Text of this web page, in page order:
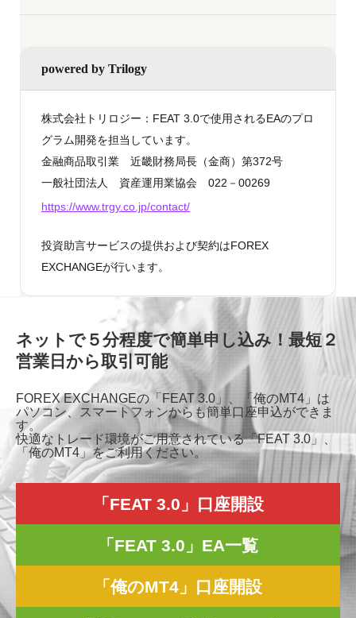
powered by Trilogy
株式会社トリロジー：FEAT 3.0で使用されるEAのプロ
グラム開発を担当しています。
金融商品取引業 近畿財務局長（金商）第372号
一般社団法人 資産運用業協会 022－00269
https://www.trgy.co.jp/contact/
投資助言サービスの提供および契約はFOREX
EXCHANGEが行います。
ネットで５分程度で簡単申し込み！最短２
営業日から取引可能
FOREX EXCHANGEの「FEAT 3.0」、「俺のMT4」は
パソコン、スマートフォンからも簡単口座申込ができま
す。
快適なトレード環境がご用意されている「FEAT 3.0」、
「俺のMT4」をご利用ください。
「FEAT 3.0」口座開設
「FEAT 3.0」EA一覧
「俺のMT4」口座開設